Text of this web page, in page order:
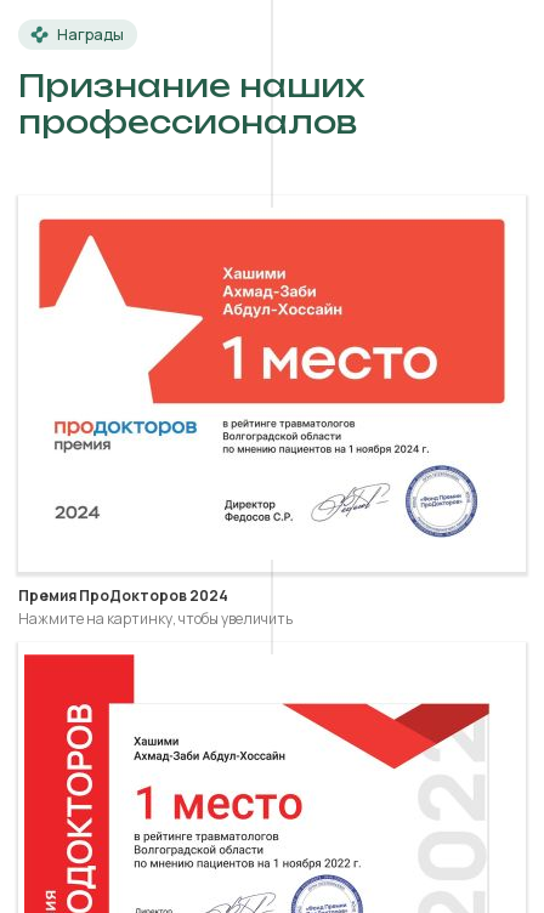
Награды
Признание наших
профессионалов
Премия ПроДокторов 2024
Нажмите на картинку, чтобы увеличить